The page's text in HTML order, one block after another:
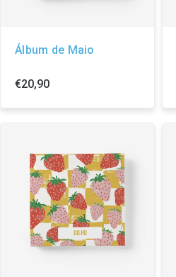
Álbum de Maio
€20,90